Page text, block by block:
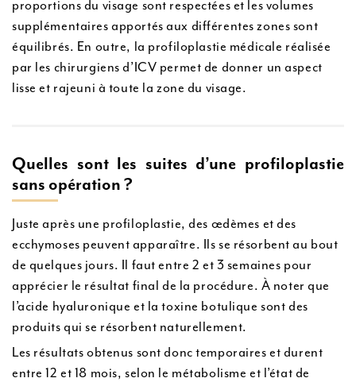
proportions du visage sont respectées et les volumes
supplémentaires apportés aux différentes zones sont
équilibrés. En outre, la profiloplastie médicale réalisée
par les chirurgiens d’ICV permet de donner un aspect
lisse et rajeuni à toute la zone du visage.
Quelles sont les suites d’une profiloplastie
sans opération ?
Juste après une profiloplastie, des œdèmes et des
ecchymoses peuvent apparaître. Ils se résorbent au bout
de quelques jours. Il faut entre 2 et 3 semaines pour
apprécier le résultat final de la procédure. À noter que
l’acide hyaluronique et la toxine botulique sont des
produits qui se résorbent naturellement.
Les résultats obtenus sont donc temporaires et durent
entre 12 et 18 mois, selon le métabolisme et l’état de